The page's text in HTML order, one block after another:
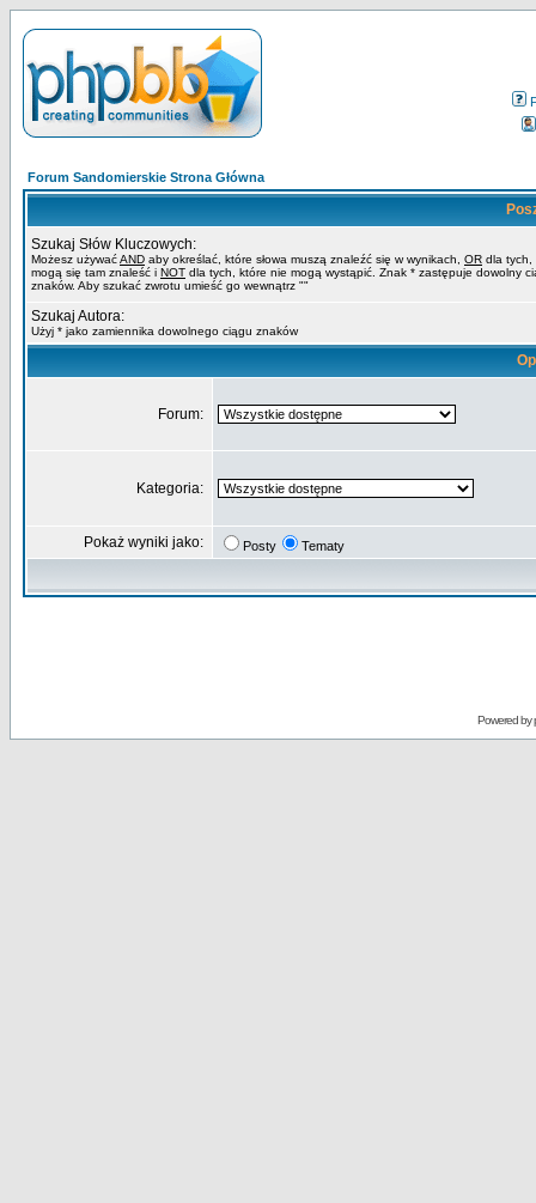
Forum Sandomierskie Strona Główna
Szukaj Słów Kluczowych:
Możesz używaćAND aby określać, które słowa muszą znaleźć się w wynikach, OR dla tych,
mogą się tam znaleść i NOT dla tych, które nie mogą wystąpić. Znak * zastępuje dowolny
znaków. Aby szukać zwrotu umieść go wewnątrz ""
Szukaj Autora:
Użyj * jako zamiennika dowolnego ciągu znaków
Forum:
Kategoria:
Pokaż wyniki jako: Posty Tematy
Powered by